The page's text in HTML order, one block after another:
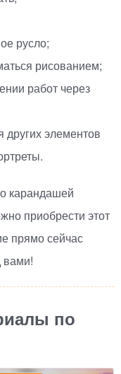
русло;
рисованием;
работ через
элементов
карандашей
приобрести этот
прямо сейчас
вами!
по